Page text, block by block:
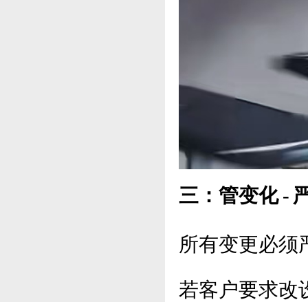
三：管变化 -
所有变更必须
若客户要求改